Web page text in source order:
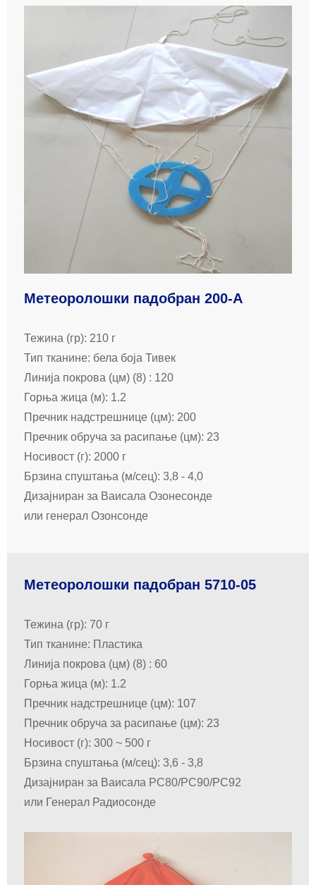
Метеоролошки падобран 200-А
Тежина (гр): 210 г
Тип тканине: бела боја Тивек
Линија покрова (цм) (8) : 120
Горња жица (м): 1.2
Пречник надстрешнице (цм): 200
Пречник обруча за расипање (цм): 23
Носивост (г): 2000 г
Брзина спуштања (м/сец): 3,8 - 4,0
Дизајниран за Ваисала Озонесонде
или генерал Озонсонде
Метеоролошки падобран 5710-05
Тежина (гр): 70 г
Тип тканине: Пластика
Линија покрова (цм) (8) : 60
Горња жица (м): 1.2
Пречник надстрешнице (цм): 107
Пречник обруча за расипање (цм): 23
Носивост (г): 300 ~ 500 г
Брзина спуштања (м/сец): 3,6 - 3,8
Дизајниран за Ваисала РС80/РС90/РС92
или Генерал Радиосонде